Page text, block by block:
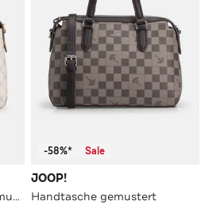
Handtasche 'Mathilda' gemustert
-58%* Sale
JOOP!
Handtasche gemustert